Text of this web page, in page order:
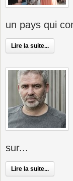
un pays qui
Lire la suite...
sur...
Lire la suite...